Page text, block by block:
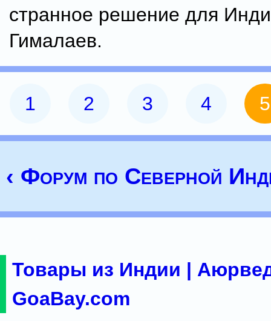
странное решение для
Гималаев.
1 2 3 4 5
‹ Форум по Северной
Товары из Индии |
GoaBay.com